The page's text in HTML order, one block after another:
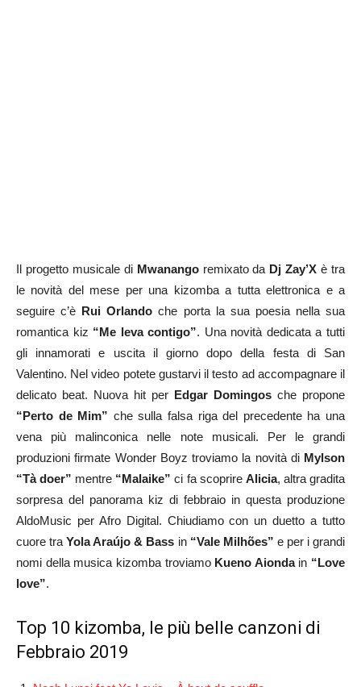
Il progetto musicale di Mwanangoremixato da Dj Zay’X è tra
le novità del mese per una kizomba a tutta elettronica e a
seguire c’è Rui Orlando che porta la sua poesia nella sua
romantica kiz “Me leva contigo”. Una novità dedicata a tutti
gli innamorati e uscita il giorno dopo della festa di San
Valentino. Nel video potete gustarvi il testo ad accompagnare il
delicato beat. Nuova hit per Edgar Domingos che propone
“Perto de Mim” che sulla falsa riga del precedente ha una
vena più malinconica nelle note musicali. Per le grandi
produzioni firmate Wonder Boyz troviamo la novità di Mylson
“Tà doer” mentre “Malaike” ci fa scoprire Alicia, altra gradita
sorpresa del panorama kiz di febbraio in questa produzione
AldoMusic per Afro Digital. Chiudiamo con un duetto a tutto
cuore traYola Araújo & Bass in “Vale Milhões” e per i grandi
nomi della musica kizomba troviamo Kueno Aiondain “Love
love”.
Top 10 kizomba, le più belle canzoni di
Febbraio 2019